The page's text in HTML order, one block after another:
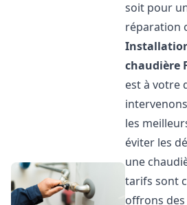
soit pour
réparation
chaudière
est à votre
les
éviter les
une
tarifs sont
offrons